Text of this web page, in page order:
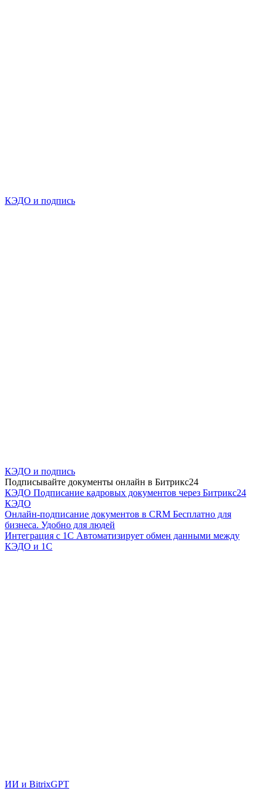
КЭДО и подпись
КЭДО и подпись
Подписывайте документы онлайн в Битрикс24
КЭДО Подписание кадровых документов через Битрикс24
КЭДО
Онлайн-подписание документов в CRM Бесплатно для
бизнеса. Удобно для людей
Интеграция с 1С Автоматизирует обмен данными между
КЭДО и 1С
ИИ и BitrixGPT